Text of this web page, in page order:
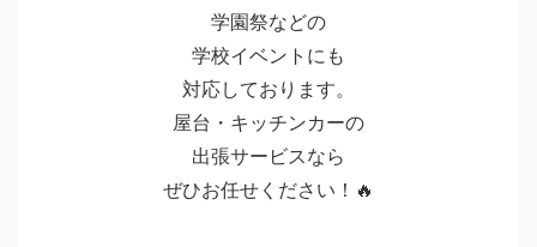
学園祭などの
学校イベントにも
対応しております。
屋台・キッチンカーの
出張サービスなら
ぜひお任せください！🔥